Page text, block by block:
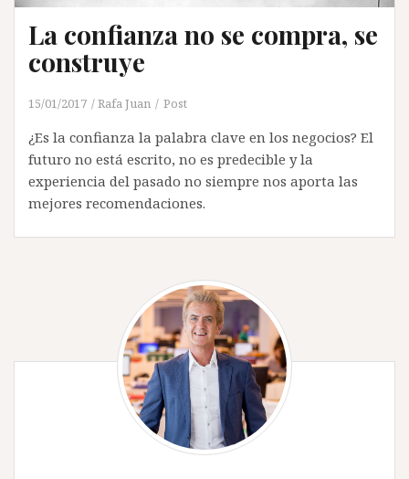
La confianza no se compra, se
construye
15/01/2017 Rafa Juan Post
¿Es la confianza la palabra clave en los negocios? El
futuro no está escrito, no es predecible y la
experiencia del pasado no siempre nos aporta las
mejores recomendaciones.